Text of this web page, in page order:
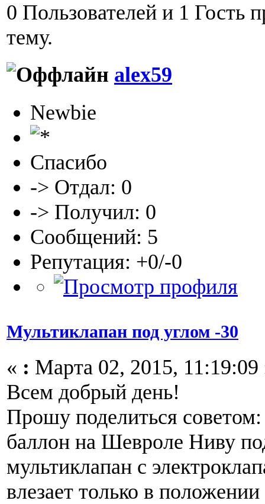
0 Пользователей и 1 Гость
тему.
alex59
Newbie
Спасибо
-> Отдал: 0
-> Получил: 0
Сообщений: 5
Репутация: +0/-0
Мультиклапан под углом -30
« : Марта 02, 2015, 11:19:09
Всем добрый день!
Прошу поделиться
баллон на Шевроле Ниву
мультиклапан с
влезает только в